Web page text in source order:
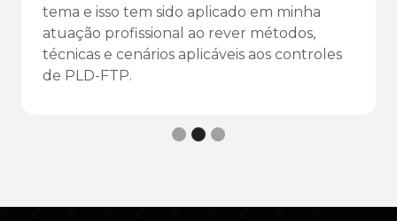
tema e isso tem sido aplicado em minha
atuação profissional ao rever métodos,
técnicas e cenários aplicáveis aos controles
de PLD-FTP.